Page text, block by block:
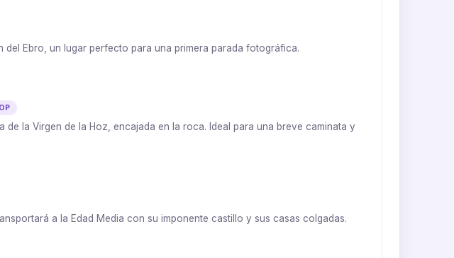
Ebro, un lugar perfecto para una primera parada fotográfica.
la Virgen de la Hoz, encajada en la roca. Ideal para una breve caminata y
a la Edad Media con su imponente castillo y sus casas colgadas.